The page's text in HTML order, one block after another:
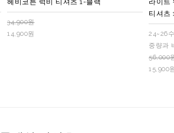
헤비코튼 럭비 티셔츠 1-블랙
34,900원
14,900원
라이트
티셔츠
24~26
중량과
56,000
15,900원